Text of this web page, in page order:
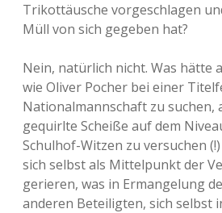
Trikottäusche vorgeschlagen
Müll von sich gegeben hat?
Nein, natürlich nicht. Was hätte
wie Oliver Pocher bei einer
Nationalmannschaft zu suchen,
gequirlte Scheiße auf dem
Schulhof-Witzen zu versuchen
sich selbst als Mittelpunkt der
gerieren, was in Ermangelung
anderen Beteiligten, sich selbst